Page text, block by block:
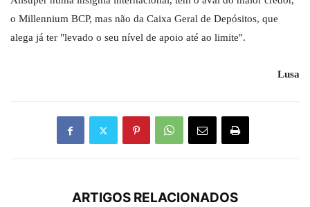
o Millennium BCP, mas não da Caixa Geral de Depósitos, que
alega já ter "levado o seu nível de apoio até ao limite".
Lusa
ARTIGOS RELACIONADOS